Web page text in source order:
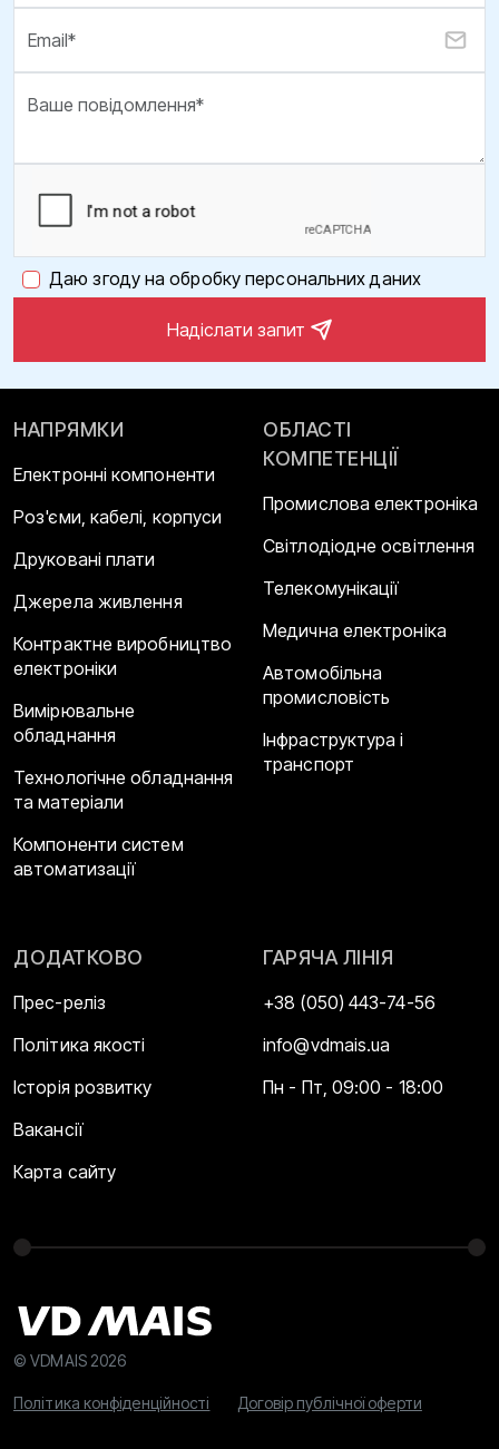
Даю згоду на обробку персональних даних
Надіслати запит
НАПРЯМКИ
Електронні компоненти
Роз'єми, кабелі, корпуси
Друковані плати
Джерела живлення
Контрактне виробництво
електроніки
Вимірювальне
обладнання
Технологічне обладнання
та матеріали
Компоненти систем
автоматизації
ОБЛАСТІ
КОМПЕТЕНЦІЇ
Промислова електроніка
Світлодіодне освітлення
Телекомунікації
Медична електроніка
Автомобільна
промисловість
Інфраструктура і
транспорт
ДОДАТКОВО
Прес-реліз
Політика якості
Історія розвитку
Вакансії
Карта сайту
ГАРЯЧА ЛІНІЯ
+38 (050) 443-74-56
info@vdmais.ua
Пн - Пт, 09:00 - 18:00
© VDMAIS 2026
Політика конфіденційності Договір публічної оферти